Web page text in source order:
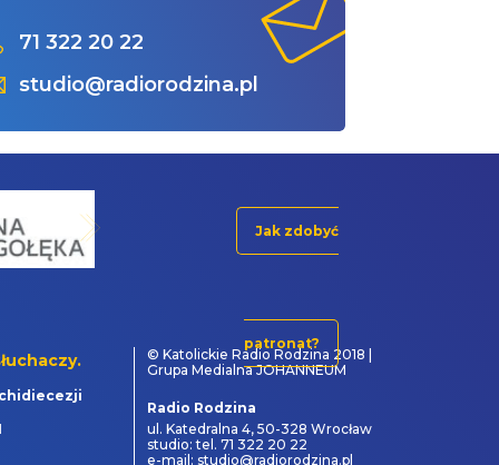
71 322 20 22
studio@radiorodzina.pl
Jak zdobyć
patronat?
© Katolickie Radio Rodzina 2018 |
Grupa Medialna JOHANNEUM
Radio Rodzina
ul. Katedralna 4, 50-328 Wrocław
studio: tel. 71 322 20 22
e-mail: studio@radiorodzina.pl